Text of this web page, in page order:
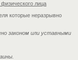
лица
которые неразрывно
законом или уставными